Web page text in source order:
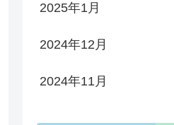
2025年1月
2024年12月
2024年11月